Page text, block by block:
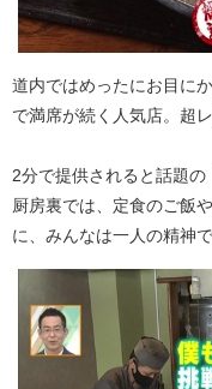
道内ではめったにお目に
で満席が続く人気店。超
2分で提供されると話題の
厨房裏では、定食のご飯
に、みんなは一人の精神で